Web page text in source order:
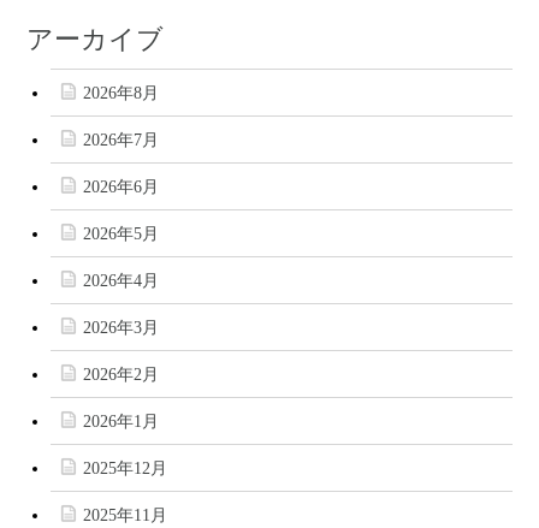
アーカイブ
2026年8月
2026年7月
2026年6月
2026年5月
2026年4月
2026年3月
2026年2月
2026年1月
2025年12月
2025年11月